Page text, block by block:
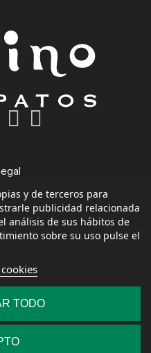
y de terceros para
publicidad relacionada
análisis de sus hábitos de
sobre su uso pulse el
TODO
de uso
POR LOS
(EU) DEL MECANISMO